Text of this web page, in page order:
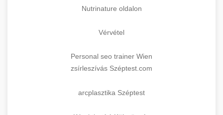
Nutrinature oldalon
Vérvétel
Personal seo trainer Wien
zsírleszívás Széptest.com
arcplasztika Széptest